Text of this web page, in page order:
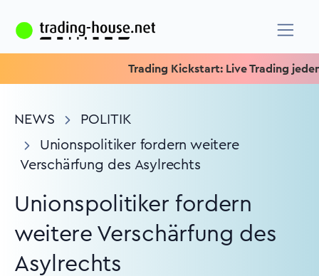
Trading Kickstart: Live Trading jeden
NEWS
POLITIK
Unionspolitiker fordern weitere
Verschärfung des Asylrechts
Unionspolitiker fordern
weitere Verschärfung des
Asylrechts